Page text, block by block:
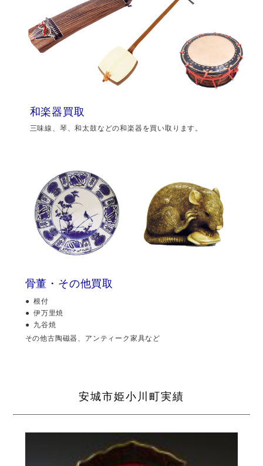
和楽器買取
三味線、琴、和太鼓などの和楽器を買い取ります。
骨董・その他買取
根付
伊万里焼
九谷焼
その他古陶磁器、アンティーク家具など
安城市姫小川町実績